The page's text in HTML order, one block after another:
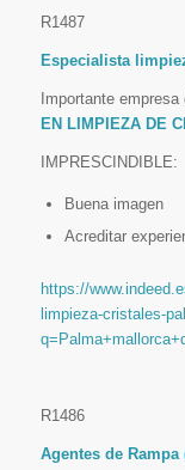
R1487
Especialista
Importante
EN LIMPIEZA DE
IMPRESCINDIBLE:
Buena imagen
Acreditar
https://
limpieza-cristales-
R1486
Agentes de